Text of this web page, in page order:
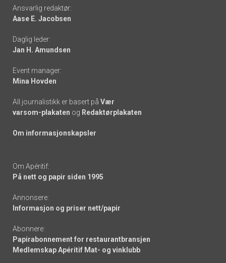
-
links
Ansvarlig redaktør:
Aase E. Jacobsen
Daglig leder:
Jan H. Amundsen
Event manager:
Mina Hovden
All journalistikk er basert på Vær
varsom-plakaten og Redaktørplakaten
Om informasjonskapsler
Om Apéritif:
På nett og papir siden 1995
Annonsere:
Informasjon og priser nett/papir
Abonnere:
Papirabonnement for restaurantbransjen
Medlemskap Apéritif Mat- og vinklubb